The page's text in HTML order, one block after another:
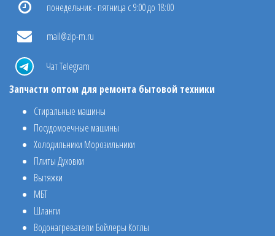
понедельник - пятница с 9:00 до 18:00
mail@zip-m.ru
Чат Telegram
Запчасти оптом для ремонта бытовой техники
Стиральные машины
Посудомоечные машины
Холодильники Морозильники
Плиты Духовки
Вытяжки
МБТ
Шланги
Водонагреватели Бойлеры Котлы